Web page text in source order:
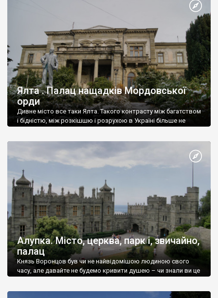
Ялта . Палац нащадків Мордовської
орди
Дивне місто все таки Ялта. Такого контрасту між багатством
і бідністю, між розкішшю і розрухою в Україні більше не
Алупка. Місто, церква, парк і, звичайно,
палац
Князь Воронцов був чи не найвідомішою людиною свого
часу, але давайте не будемо кривити душею – чи знали ви це